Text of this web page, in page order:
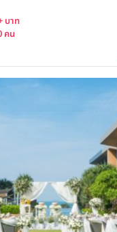
บาท
คน